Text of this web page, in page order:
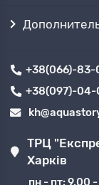
+38(066)-83-
+38(097)-
ТРЦ
Харків
пн - пт: 9.00